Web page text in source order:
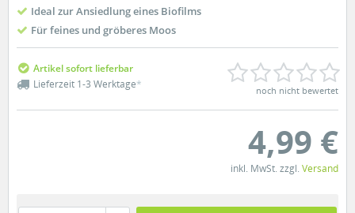
Ideal zur Ansiedlung eines Biofilms
Für feines und gröberes Moos
Artikel sofort lieferbar
Lieferzeit 1-3 Werktage* noch nicht bewertet
4,99 €
inkl. MwSt. zzgl. Versand